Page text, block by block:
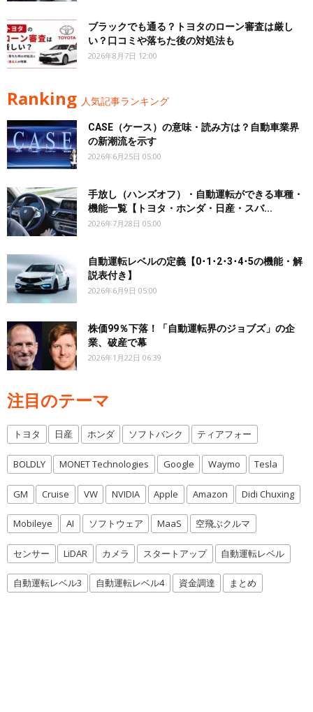
ブラックでも通る？トヨタのローン審査は厳し
い？口コミや落ちた後の対処法も
2026年8月7日 12:00
Ranking 人気記事ランキング
CASE（ケース）の意味・読み方は？自動車業界
の新潮流を示す
2026年6月25日 05:00
手放し（ハンズオフ）・自動運転ができる車種・
機能一覧【トヨタ・ホンダ・日産・スバ...
2026年7月28日 05:00
自動運転レベルの定義【0･1･2･3･4･5の機能・解
説表付き】
2026年6月9日 05:00
株価99％下落！「自動運転界のジョブズ」の企
業、破産で幕
2026年1月22日 06:39
注目のテーマ
トヨタ 日産 ホンダ ソフトバンク ティアフォー
BOLDLY MONET Technologies Google Waymo Tesla
GM Cruise VW NVIDIA Apple Amazon Didi Chuxing
Mobileye AI ソフトウェア MaaS 空飛ぶクルマ
センサー LiDAR カメラ スタートアップ 自動運転レベル
自動運転レベル3 自動運転レベル4 資金調達 まとめ